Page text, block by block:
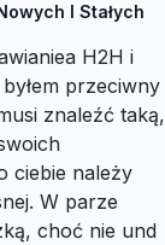
I Stałych
H2H i
przeciwny
znaleźć taką,
ciebie należy
W parze
choć nie und